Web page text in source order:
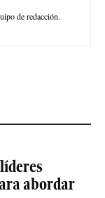
de redacción.
abordar